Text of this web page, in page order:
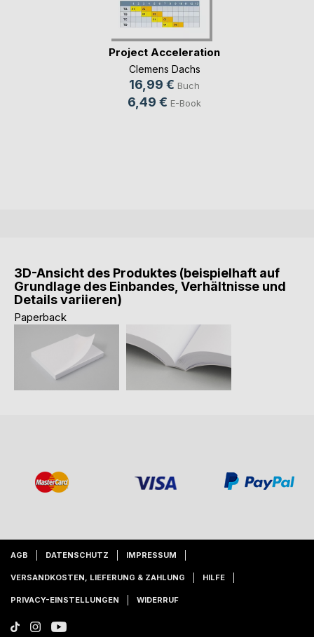
Project Acceleration
Clemens Dachs
16,99 € Buch
6,49 € E-Book
3D-Ansicht des Produktes (beispielhaft auf
Grundlage des Einbandes, Verhältnisse und
Details variieren)
Paperback
AGB DATENSCHUTZ IMPRESSUM
VERSANDKOSTEN, LIEFERUNG & ZAHLUNG HILFE
PRIVACY-EINSTELLUNGEN WIDERRUF